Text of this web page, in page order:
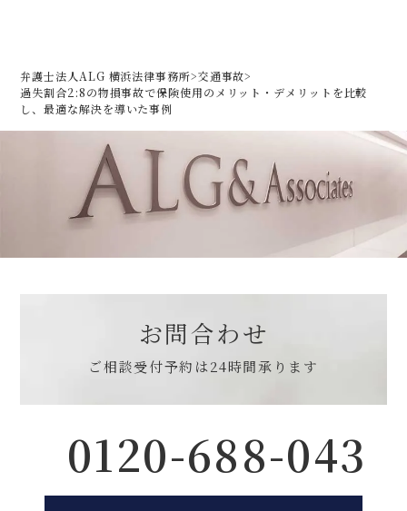
弁護士法人ALG 横浜法律事務所>交通事故>
過失割合2:8の物損事故で保険使用のメリット・デメリットを比較
し、最適な解決を導いた事例
お問合わせ
ご相談受付予約は24時間承ります
0120-688-043